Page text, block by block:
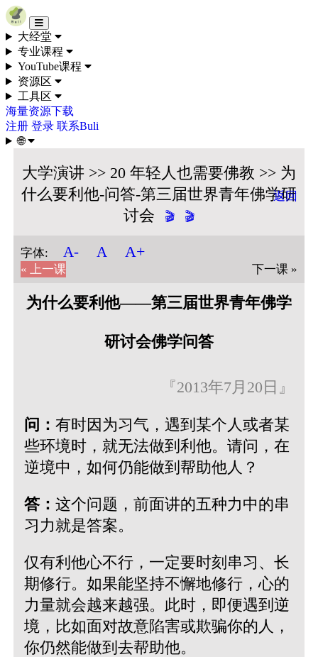
Skip to content
大经堂
专业课程
YouTube课程
资源区
工具区
海量资源下载
注册 登录 联系Buli
🌐
大学演讲 >> 20 年轻人也需要佛教 >> 为
什么要利他-问答-第三届世界青年佛学研
讨会
🎬 🎬
返回
字体: A- A A+
« 上一课 下一课 »
为什么要利他——第三届世界青年佛学
研讨会佛学问答
『2013年7月20日』
问： 有时因为习气，遇到某个人或者某
些环境时，就无法做到利他。请问，在
逆境中，如何仍能做到帮助他人？
答： 这个问题，前面讲的五种力中的串
习力就是答案。
仅有利他心不行，一定要时刻串习、长
期修行。如果能坚持不懈地修行，心的
力量就会越来越强。此时，即便遇到逆
境，比如面对故意陷害或欺骗你的人，
你仍然能做到去帮助他。